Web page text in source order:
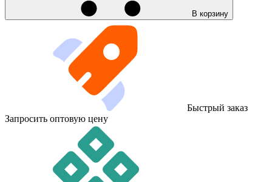
В корзину
Быстрый заказ
Запросить оптовую цену